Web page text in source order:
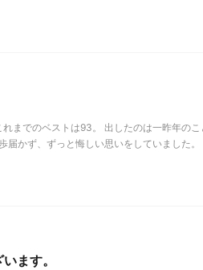
までのベストは93。 出したのは一昨年のこ
かず、ずっと悔しい思いをしていました。
ます。